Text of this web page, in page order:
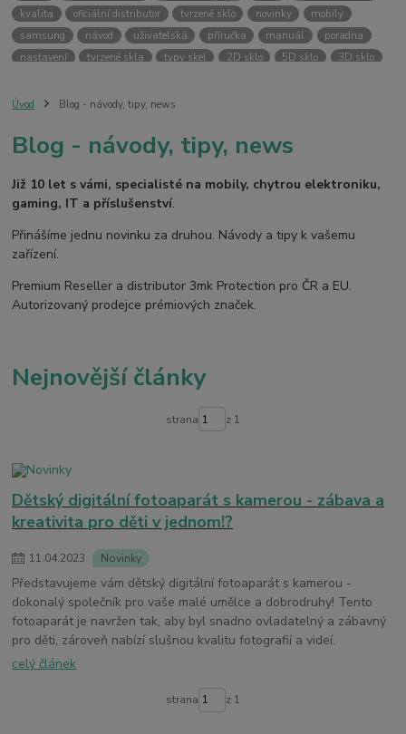
kvalita
oficiální distributor tvrzené sklo novinky
mobily
samsung
návod uživatelská příručka manuál
poradna
nastavení
tvrzené skla typy skel 2D sklo 5D sklo
3D sklo
ochranný kryt
vlastní potisk
3mk ochrana
premium reseller pouzdra kryty
kamera
pro děti
Úvod Blog - návody, tipy, news
Blog - návody, tipy, news
Již 10 let s vámi, specialisté na mobily, chytrou elektroniku,
gaming, IT a příslušenství.
Přinášíme jednu novinku za druhou. Návody a tipy k vašemu
zařízení.
Premium Reseller a distributor 3mk Protection pro ČR a EU.
Autorizovaný prodejce prémiových značek.
Nejnovější články
strana z 1
Dětský digitální fotoaparát s kamerou - zábava a
kreativita pro děti v jednom!?
11.04.2023 Novinky
Představujeme vám dětský digitální fotoaparát s kamerou -
dokonalý společník pro vaše malé umělce a dobrodruhy! Tento
fotoaparát je navržen tak, aby byl snadno ovladatelný a zábavný
pro děti, zároveň nabízí slušnou kvalitu fotografií a videí.
celý článek
strana z 1